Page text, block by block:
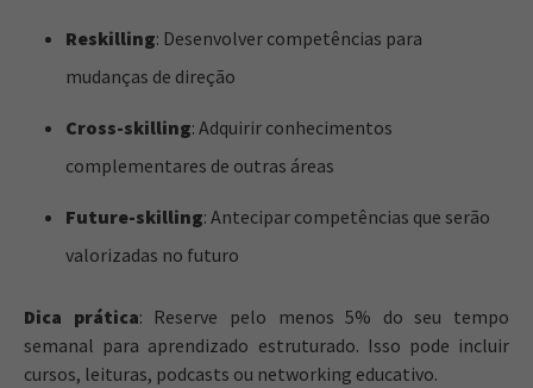
Reskilling: Desenvolver competências para
mudanças de direção
Cross-skilling: Adquirir conhecimentos
complementares de outras áreas
Future-skilling: Antecipar competências que serão
valorizadas no futuro
Dica prática: Reserve pelo menos 5% do seu tempo
semanal para aprendizado estruturado. Isso pode incluir
cursos, leituras, podcasts ou networking educativo.